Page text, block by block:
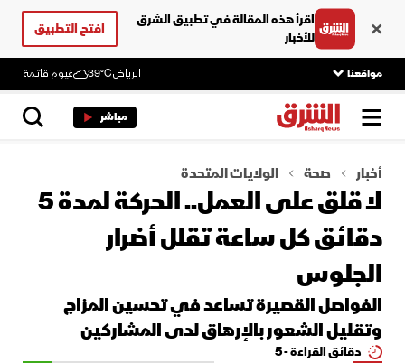
اقرأ هذه المقالة في تطبيق الشرق
للأخبار
افتح التطبيق
مواقعنا الرياض39°C غيوم قاتمة
مباشر
أخبار صحة الولايات المتحدة
لا قلق على العمل.. الحركة لمدة 5
دقائق كل ساعة تقلل أضرار
الجلوس
الفواصل القصيرة تساعد في تحسين المزاج
وتقليل الشعور بالإرهاق لدى المشاركين
دقائق القراءة - 5